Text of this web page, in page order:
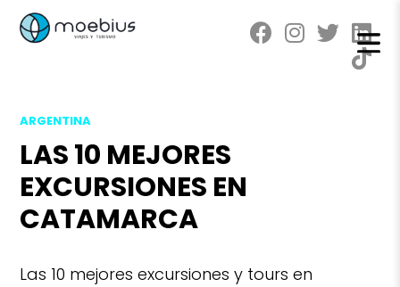
ARGENTINA
LAS 10 MEJORES
EXCURSIONES EN
CATAMARCA
Las 10 mejores excursiones y tours en